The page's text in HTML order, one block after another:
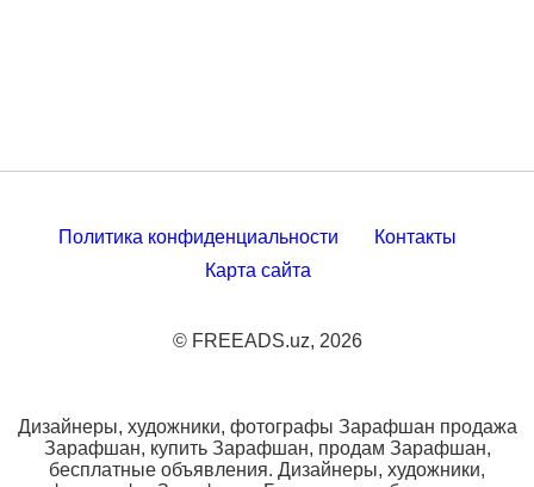
Политика конфиденциальности
Контакты
Карта сайта
© FREEADS.uz, 2026
Дизайнеры, художники, фотографы Зарафшан продажа
Зарафшан, купить Зарафшан, продам Зарафшан,
бесплатные объявления. Дизайнеры, художники,